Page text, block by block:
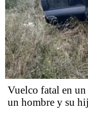
Vuelco fatal en
un hombre y su